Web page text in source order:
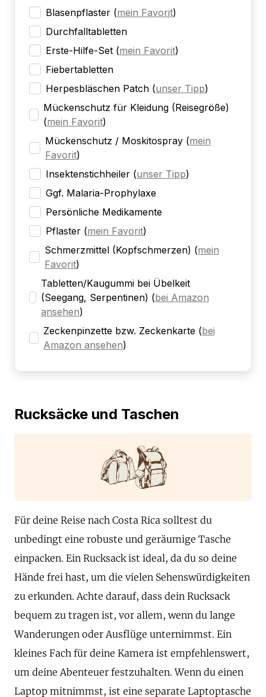
Blasenpflaster (mein Favorit)
Durchfalltabletten
Erste-Hilfe-Set (mein Favorit)
Fiebertabletten
Herpesbläschen Patch (unser Tipp)
Mückenschutz für Kleidung (Reisegröße)
(mein Favorit)
Mückenschutz / Moskitospray (mein
Favorit)
Insektenstichheiler (unser Tipp)
Ggf. Malaria-Prophylaxe
Persönliche Medikamente
Pflaster (mein Favorit)
Schmerzmittel (Kopfschmerzen) (mein
Favorit)
Tabletten/Kaugummi bei Übelkeit
(Seegang, Serpentinen) (bei Amazon
ansehen)
Zeckenpinzette bzw. Zeckenkarte (bei
Amazon ansehen)
Rucksäcke und Taschen
Für deine Reise nach Costa Rica solltest du
unbedingt eine robuste und geräumige Tasche
einpacken. Ein Rucksack ist ideal, da du so deine
Hände frei hast, um die vielen Sehenswürdigkeiten
zu erkunden. Achte darauf, dass dein Rucksack
bequem zu tragen ist, vor allem, wenn du lange
Wanderungen oder Ausflüge unternimmst. Ein
kleines Fach für deine Kamera ist empfehlenswert,
um deine Abenteuer festzuhalten. Wenn du einen
Laptop mitnimmst, ist eine separate Laptoptasche